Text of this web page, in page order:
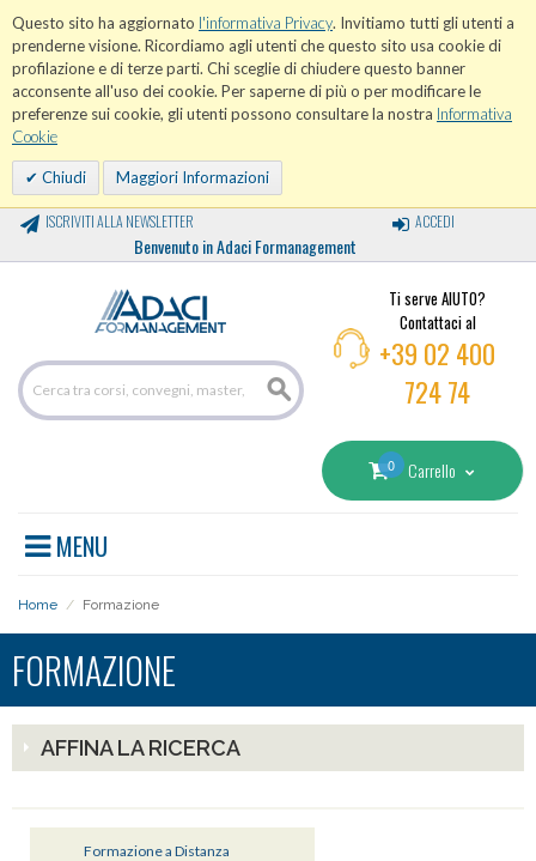
Questo sito ha aggiornato l'informativa Privacy. Invitiamo tutti gli utenti a
prenderne visione. Ricordiamo agli utenti che questo sito usa cookie di
profilazione e di terze parti. Chi sceglie di chiudere questo banner
acconsente all'uso dei cookie. Per saperne di più o per modificare le
preferenze sui cookie, gli utenti possono consultare la nostra Informativa
Cookie
Chiudi Maggiori Informazioni
ISCRIVITI ALLA NEWSLETTER
Benvenuto in Adaci Formanagement
ACCEDI
Ti serve AIUTO?
Contattaci al
+39 02 400
724 74
0 Carrello
MENU
Home / Formazione
FORMAZIONE
AFFINA LA RICERCA
Formazione a Distanza